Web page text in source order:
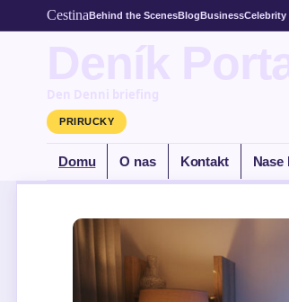
CestinaBehind the ScenesBlogBusinessCelebrity
Deník
Den Denni briefing
PRIRUCKY
Domu O nas Kontakt Nase